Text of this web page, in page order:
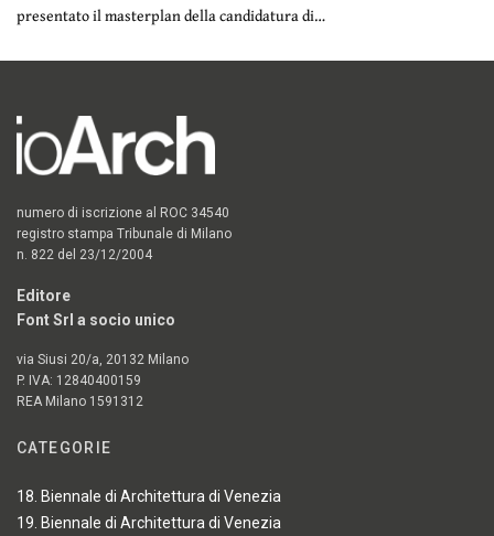
presentato il masterplan della candidatura di…
numero di iscrizione al ROC 34540
registro stampa Tribunale di Milano
n. 822 del 23/12/2004
Editore
Font Srl a socio unico
via Siusi 20/a, 20132 Milano
P. IVA: 12840400159
REA Milano 1591312
CATEGORIE
18. Biennale di Architettura di Venezia
19. Biennale di Architettura di Venezia